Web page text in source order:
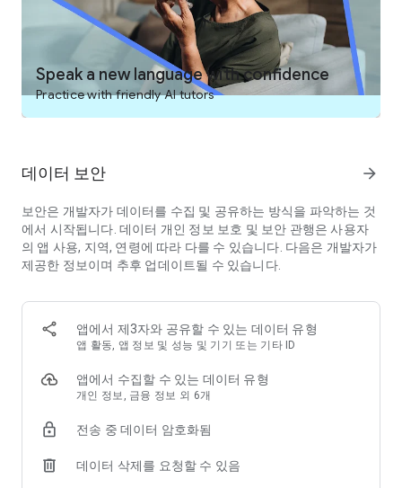
에디터 추천 앱 및 “최고 중의 최고” —Google Play
“단연코 최고의 언어 학습 앱” —The Wall Street Journal
“이 무료 앱 및 웹사이트는 제가 시도해 본 것 중 가장 효과적인 언
어 학습 방법입니다… 레슨은 말하기, 번역, 답변하기, 다지선다형
Magazine
“...듀오링고는 발랄하고 가볍고 재밌습니다…” — Forbes
체험해보세요! 광고 없이 언어를 빠르게 학습하고 무제한 하트 및
피드백은 android@duolingo.com으로 공유해주세요.
듀오링고 웹은 https://www.duolingo.com에서 이용하세요.
개인정보보호정책: https://www.duolingo.com/privacy
Speak a new language with confidence
Practice with friendly AI tutors
데이터 보안 arrow_forward
보안은 개발자가 데이터를 수집 및 공유하는 방식을 파악하는 것
에서 시작됩니다. 데이터 개인 정보 보호 및 보안 관행은 사용자
의 앱 사용, 지역, 연령에 따라 다를 수 있습니다. 다음은 개발자가
제공한 정보이며 추후 업데이트될 수 있습니다.
앱에서 제3자와 공유할 수 있는 데이터 유형
앱 활동, 앱 정보 및 성능 및 기기 또는 기타 ID
앱에서 수집할 수 있는 데이터 유형
개인 정보, 금융 정보 외 6개
전송 중 데이터 암호화됨
데이터 삭제를 요청할 수 있음